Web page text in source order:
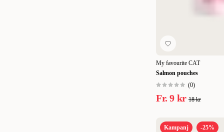
My favourite CAT
Salmon pouches
(0)
Fr. 9 kr 18 kr
Kampanj -25%